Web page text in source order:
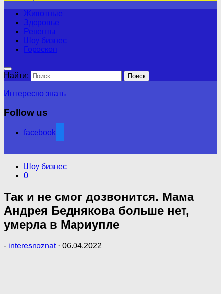
Животные
Здоровье
Рецепты
Шоу бизнес
Гороскоп
Найти:
Интересно знать
Follow us
facebook
Шоу бизнес
0
Так и не смог дозвонится. Мама
Андрея Беднякова больше нет,
умерла в Мариупле
- interesnoznat · 06.04.2022